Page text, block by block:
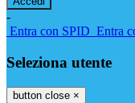
-
Entra con SPID Entra
Seleziona utente
button close ×